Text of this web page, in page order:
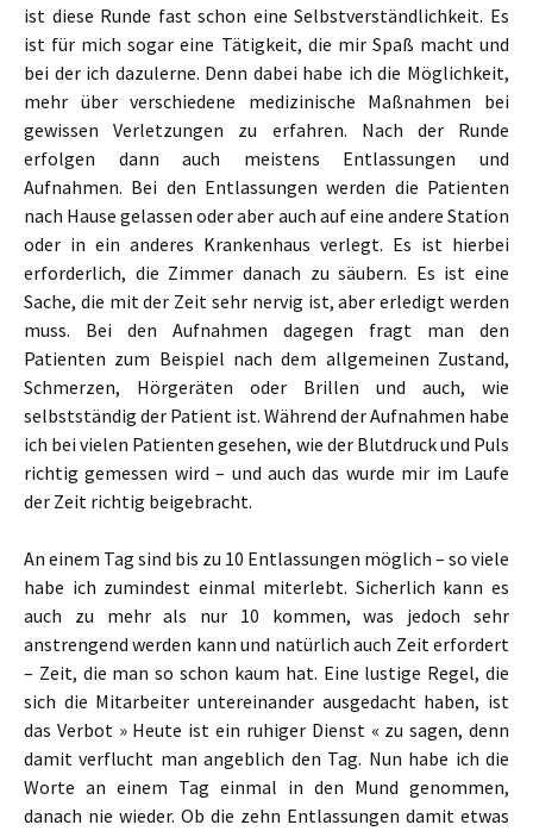
ist diese Runde fast schon eine Selbstverständlichkeit. Es
ist für mich sogar eine Tätigkeit, die mir Spaß macht und
bei der ich dazulerne. Denn dabei habe ich die Möglichkeit,
mehr über verschiedene medizinische Maßnahmen bei
gewissen Verletzungen zu erfahren. Nach der Runde
erfolgen dann auch meistens Entlassungen und
Aufnahmen. Bei den Entlassungen werden die Patienten
nach Hause gelassen oder aber auch auf eine andere Station
oder in ein anderes Krankenhaus verlegt. Es ist hierbei
erforderlich, die Zimmer danach zu säubern. Es ist eine
Sache, die mit der Zeit sehr nervig ist, aber erledigt werden
muss. Bei den Aufnahmen dagegen fragt man den
Patienten zum Beispiel nach dem allgemeinen Zustand,
Schmerzen, Hörgeräten oder Brillen und auch, wie
selbstständig der Patient ist. Während der Aufnahmen habe
ich bei vielen Patienten gesehen, wie der Blutdruck und Puls
richtig gemessen wird – und auch das wurde mir im Laufe
der Zeit richtig beigebracht.
An einem Tag sind bis zu 10 Entlassungen möglich – so viele
habe ich zumindest einmal miterlebt. Sicherlich kann es
auch zu mehr als nur 10 kommen, was jedoch sehr
anstrengend werden kann und natürlich auch Zeit erfordert
– Zeit, die man so schon kaum hat. Eine lustige Regel, die
sich die Mitarbeiter untereinander ausgedacht haben, ist
das Verbot » Heute ist ein ruhiger Dienst « zu sagen, denn
damit verflucht man angeblich den Tag. Nun habe ich die
Worte an einem Tag einmal in den Mund genommen,
danach nie wieder. Ob die zehn Entlassungen damit etwas